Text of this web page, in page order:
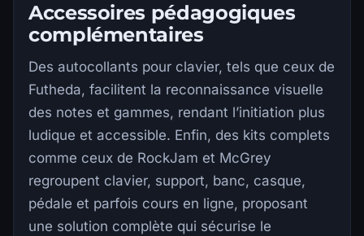
Accessoires pédagogiques
complémentaires
Des autocollants pour clavier, tels que ceux de
Futheda, facilitent la reconnaissance visuelle
des notes et gammes, rendant l’initiation plus
ludique et accessible. Enfin, des kits complets
comme ceux de RockJam et McGrey
regroupent clavier, support, banc, casque,
pédale et parfois cours en ligne, proposant
une solution complète qui sécurise le